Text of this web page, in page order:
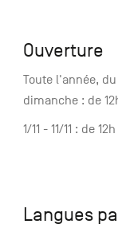
Ouverture
Toute l'année,
dimanche : de
1/11 - 11/11 : de
Langues